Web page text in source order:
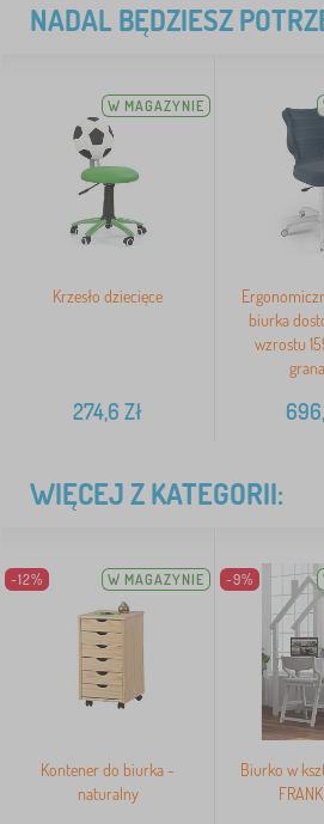
NADAL BĘDZIESZ
W MAGAZYNIE
Krzesło dziecięce
274,6 Zł
biurka
wzrostu
WIĘCEJ Z KATEGORII:
-12% W MAGAZYNIE
Kontener do biurka -
naturalny
-9%
Biurko w